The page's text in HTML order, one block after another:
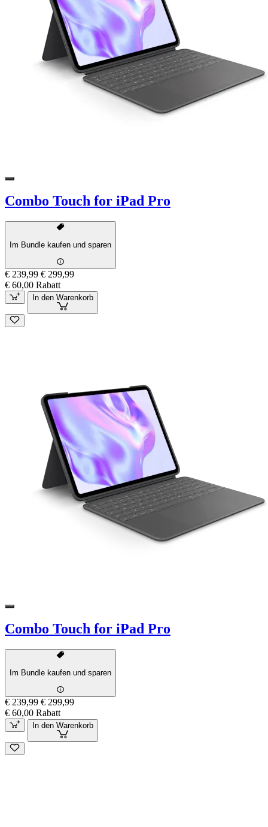
Combo Touch for iPad Pro
Im Bundle kaufen und sparen
€ 239,99 € 299,99
€ 60,00 Rabatt
In den Warenkorb
Combo Touch for iPad Pro
Im Bundle kaufen und sparen
€ 239,99 € 299,99
€ 60,00 Rabatt
In den Warenkorb